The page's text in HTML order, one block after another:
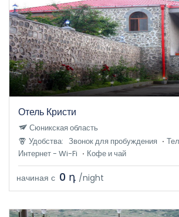
Отель Кристи
Удобства: Звонок для пробуждения
Интернет - Wi-Fi
Кофе и чай
Сюникская область
начиная с 0 դ /night